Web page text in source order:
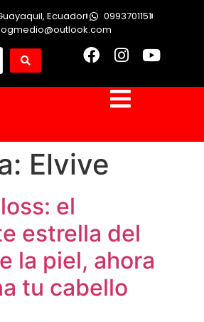
Ecuador
0993701151
Elvive
el
estrella del
la piel, ahora
tu cabello